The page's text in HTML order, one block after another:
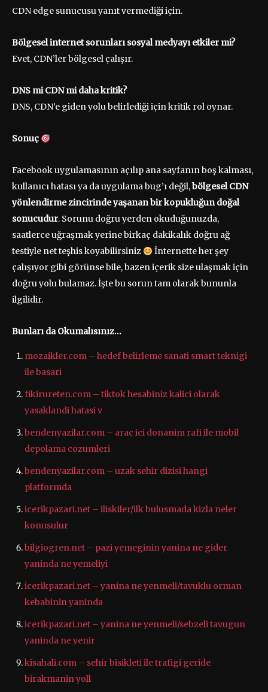
CDN edge sunucusu yanıt vermediği için.
Bölgesel internet sorunları sosyal medyayı etkiler mi?
Evet, CDN’ler bölgesel çalışır.
DNS mi CDN mi daha kritik?
DNS, CDN’e giden yolu belirlediği için kritik rol oynar.
Sonuç
Facebook uygulamasının açılıp ana sayfanın boş kalması,
kullanıcı hatası ya da uygulama bug’ı değil,bölgesel CDN
yönlendirme zincirinde yaşanan bir kopukluğun doğal
sonucudur. Sorunu doğru yerden okuduğunuzda,
saatlerce uğraşmak yerine birkaç dakikalık doğru ağ
testiyle net teşhis koyabilirsiniz
İnternette her şey
çalışıyor gibi görünse bile, bazen içerik size ulaşmak için
doğru yolu bulamaz. İşte bu sorun tam olarak bununla
ilgilidir.
Bunları da Okumalısınız…
mozaikler.com – hedef belirleme sanati smart teknigi
ile basari
fikirureten.com – tiktok hesabiniz kalici olarak
yasaklandi hatasi v
bendenyazilar.com – arac ici donanim rafi ile mobil
depolama cozumleri
bendenyazilar.com – uzak sehir dizisi hangi
platformda
icerikpazari.net – iliskiler/ilk bulusmada kizla neler
konusulur
bilgiogren.net – pazi yemeginin yanina ne gider
yaninda ne yemeliyi
icerikpazari.net – yanina ne yenmeli/tavuklu orman
kebabinin yaninda
icerikpazari.net – yanina ne yenmeli/sebzeli tavugun
yaninda ne yenir
kisahali.com – sehir bisikleti ile trafigi geride
birakmanin yoll